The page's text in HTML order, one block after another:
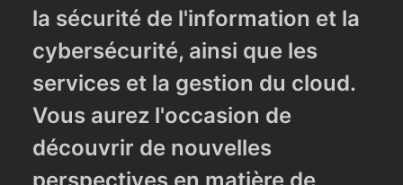
la sécurité de l'information et la
cybersécurité, ainsi que les
services et la gestion du cloud.
Vous aurez l'occasion de
découvrir de nouvelles